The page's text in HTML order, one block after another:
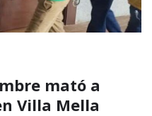
mató a
Villa Mella